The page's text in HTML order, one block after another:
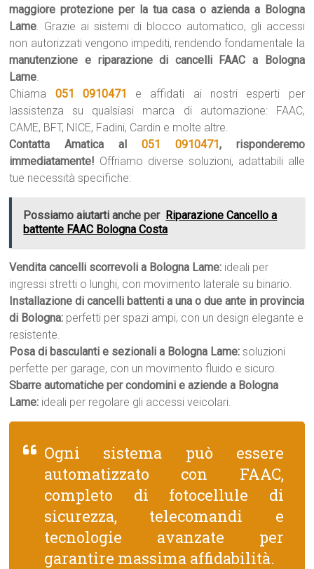
maggiore protezione per la tua casa o azienda a Bologna
Lame. Grazie ai sistemi di blocco automatico, gli accessi
non autorizzati vengono impediti, rendendo fondamentale la
manutenzione e riparazione di cancelli FAAC a Bologna
Lame.
Chiama 051 0910471
e affidati ai nostri esperti per
lassistenza su qualsiasi marca di automazione: FAAC,
CAME, BFT, NICE, Fadini, Cardin e molte altre.
Contatta Amatica al 051 0910471, risponderemo
immediatamente! Offriamo diverse soluzioni, adattabili alle
tue necessità specifiche:
Possiamo aiutarti anche per Riparazione Cancello a
battente FAAC Bologna Costa
Vendita cancelli scorrevoli a Bologna Lame: ideali per
ingressi stretti o lunghi, con movimento laterale su binario.
Installazione di cancelli battenti a una o due ante in provincia
di Bologna: perfetti per spazi ampi, con un design elegante e
resistente.
Posa di basculanti e sezionali a Bologna Lame: soluzioni
perfette per garage, con un movimento fluido e sicuro.
Sbarre automatiche per condomini e aziende a Bologna
Lame: ideali per regolare gli accessi veicolari.
Ogni sistema può essere
automatizzato con FAAC,
completo di fotocellule di
sicurezza, telecomandi e
tecnologie avanzate per
garantire massima affidabilità.